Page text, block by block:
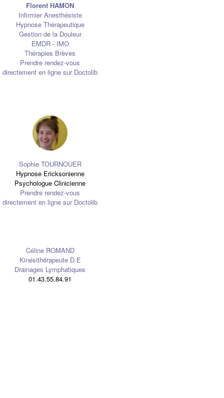
Florent HAMON
Infirmier Anesthésiste
Hypnose Thérapeutique
Gestion de la Douleur
EMDR - IMO
Thérapies Brèves
Prendre rendez-vous
directement en ligne sur Doctolib
Sophie TOURNOUER
Hypnose Ericksonienne
Psychologue Clinicienne
Prendre rendez-vous
directement en ligne sur Doctolib
Céline ROMAND
Kinésithérapeute D.E
Drainages Lymphatiques
01.43.55.84.91